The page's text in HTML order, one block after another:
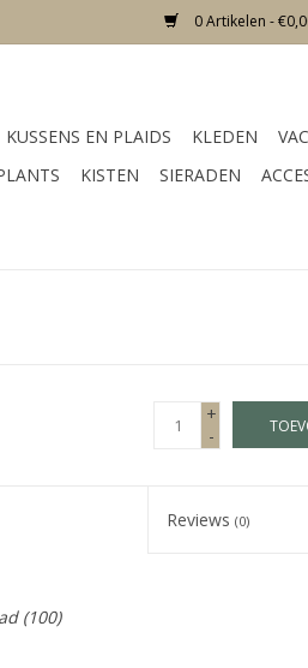
0 Artikelen -
KUSSENS EN PLAIDS KLEDEN
KISTEN SIERADEN
+
-
Reviews(0)
(100)